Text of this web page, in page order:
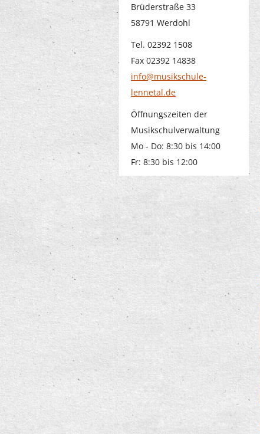
Brüderstraße 33
58791 Werdohl
Tel. 02392 1508
Fax 02392 14838
info@musikschule-
lennetal.de
Öffnungszeiten der
Musikschulverwaltung
Mo - Do: 8:30 bis 14:00
Fr: 8:30 bis 12:00